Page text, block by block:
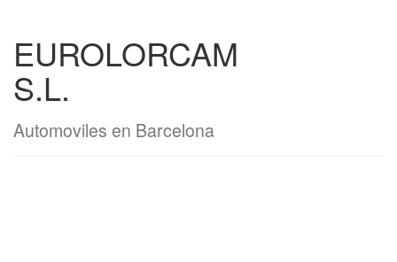
EUROLORCAM
S.L.
Automoviles en Barcelona